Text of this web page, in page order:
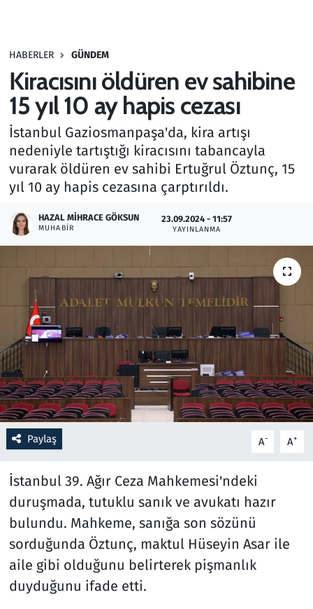
HABERLER GÜNDEM
Kiracısını öldüren ev sahibine
15 yıl 10 ay hapis cezası
İstanbul Gaziosmanpaşa'da, kira artışı
nedeniyle tartıştığı kiracısını tabancayla
vurarak öldüren ev sahibi Ertuğrul Öztunç, 15
yıl 10 ay hapis cezasına çarptırıldı.
HAZAL MIHRACE GÖKSUN
MUHABIR
23.09.2024 - 11:57
YAYINLANMA
Paylaş A- A+
İstanbul 39. Ağır Ceza Mahkemesi'ndeki
duruşmada, tutuklu sanık ve avukatı hazır
bulundu. Mahkeme, sanığa son sözünü
sorduğunda Öztunç, maktul Hüseyin Asar ile
aile gibi olduğunu belirterek pişmanlık
duyduğunu ifade etti.
Haber
Kültür Sanat
Kurumsal Haberler
Lezzet Durağı
Oyun
Ramazan
Resmi İlanlar
Rüya Tabirleri
Sağlık
Savunma Sanayi
Seçim 2023
Spor
Teknoloji ve Bilim
Televizyon